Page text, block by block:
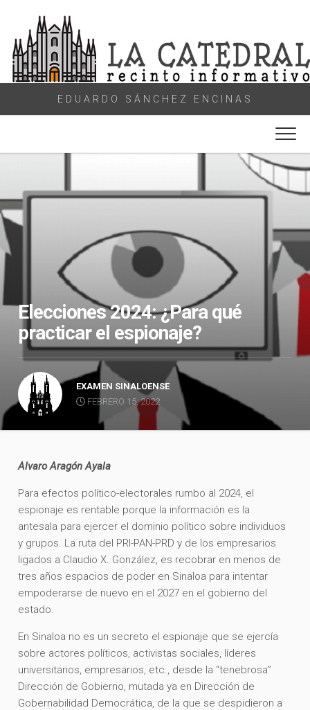
content
EDUARDO SÁNCHEZ ENCINAS
Elecciones 2024: ¿Para qué
practicar el espionaje?
EXAMEN SINALOENSE
FEBRERO 15, 2022
Alvaro Aragón Ayala
Para efectos político-electorales rumbo al 2024, el
espionaje es rentable porque la información es la
antesala para ejercer el dominio político sobre individuos
y grupos. La ruta del PRI-PAN-PRD y de los empresarios
ligados a Claudio X. González, es recobrar en menos de
tres años espacios de poder en Sinaloa para intentar
empoderarse de nuevo en el 2027 en el gobierno del
estado.
En Sinaloa no es un secreto el espionaje que se ejercía
sobre actores políticos, activistas sociales, líderes
universitarios, empresarios, etc., desde la “tenebrosa”
Dirección de Gobierno, mutada ya en Dirección de
Gobernabilidad Democrática, de la que se despidieron a